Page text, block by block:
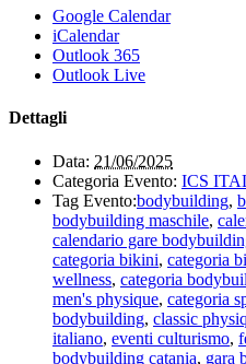
Google Calendar
iCalendar
Outlook 365
Outlook Live
Dettagli
Data: 21/06/2025
Categoria Evento: ICS
Tag Evento:bodybuilding,
bodybuilding maschile,
calendario gare
categoria bikini, categoria
wellness, categoria
men's physique, categoria
bodybuilding, classic
italiano, eventi culturismo,
bodybuilding catania, gara